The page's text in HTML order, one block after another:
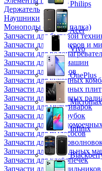
Держатель
Наушники
Моноподы (Селфи палка)
Запчасти для бытовой
Запчасти для блендеров и
Запчасти для
Запчасти для кофемашин
Запчасти для кулеров
Запчасти для кухонных
Запчасти для кухонных плит
Запчасти для масляных
Запчасти для мультиварок
Запчасти для мясорубок
Запчасти для
Запчасти для пылесосов
Запчасти для
Запчасти для стиральных
Запчасти для хлебопечек
Запчасти для холодильников
Philips
Acer
Vivo
OnePlus
Micromax
Infinix